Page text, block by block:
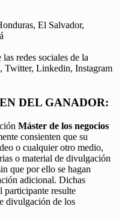
El Salvador,
redes sociales de la
Twitter, Linkedin, Instagram
DEL GANADOR:
Máster de los negocios
consienten que su
o cualquier otro medio,
o material de divulgación
que por ello se hagan
adicional. Dichas
participante resulte
divulgación de los